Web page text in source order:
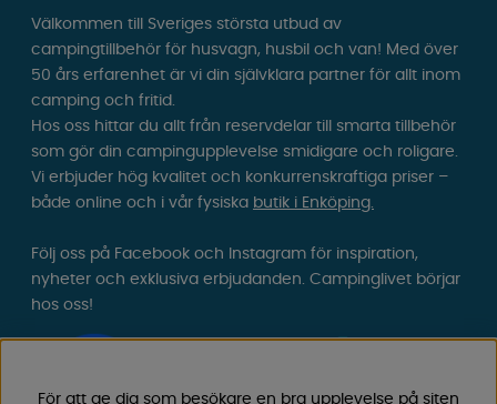
Välkommen till Sveriges största utbud av
campingtillbehör för husvagn, husbil och van! Med över
50 års erfarenhet är vi din självklara partner för allt inom
camping och fritid.
Hos oss hittar du allt från reservdelar till smarta tillbehör
som gör din campingupplevelse smidigare och roligare.
Vi erbjuder hög kvalitet och konkurrenskraftiga priser –
både online och i vår fysiska butik i Enköping.
Följ oss på Facebook och Instagram för inspiration,
nyheter och exklusiva erbjudanden. Campinglivet börjar
hos oss!
För att ge dig som besökare en bra upplevelse på siten